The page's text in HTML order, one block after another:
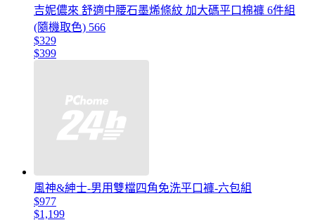
吉妮儂來 舒適中腰石墨烯條紋 加大碼平口棉褲 6件組
(隨機取色) 566
$329
$399
風神&紳士-男用雙檔四角免洗平口褲-六包組
$977
$1,199